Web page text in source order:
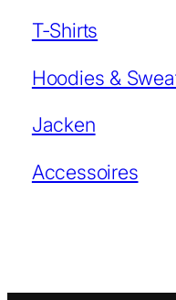
T-Shirts
Hoodies &
Jacken
Accessoires